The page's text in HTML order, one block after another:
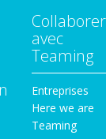
Collaborer
avec
Teaming
Entreprises
Here we are
Teaming